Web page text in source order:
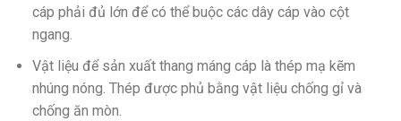
cáp phải đủ lớn để có thể buộc các dây cáp vào cột
ngang.
Vật liệu để sản xuất thang máng cáp là thép mạ kẽm
nhúng nóng. Thép được phủ bằng vật liệu chống gỉ và
chống ăn mòn.